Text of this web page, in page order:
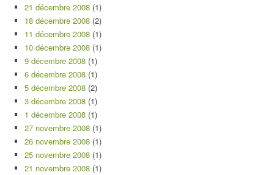
21 décembre 2008 (1)
18 décembre 2008 (2)
11 décembre 2008 (1)
10 décembre 2008 (1)
9 décembre 2008 (1)
6 décembre 2008 (1)
5 décembre 2008 (2)
3 décembre 2008 (1)
1 décembre 2008 (1)
27 novembre 2008 (1)
26 novembre 2008 (1)
25 novembre 2008 (1)
21 novembre 2008 (1)